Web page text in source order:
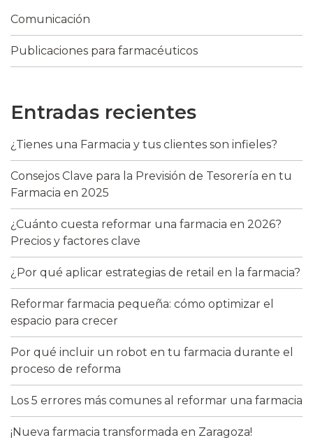
Comunicación
Publicaciones para farmacéuticos
Entradas recientes
¿Tienes una Farmacia y tus clientes son infieles?
Consejos Clave para la Previsión de Tesorería en tu
Farmacia en 2025
¿Cuánto cuesta reformar una farmacia en 2026?
Precios y factores clave
¿Por qué aplicar estrategias de retail en la farmacia?
Reformar farmacia pequeña: cómo optimizar el
espacio para crecer
Por qué incluir un robot en tu farmacia durante el
proceso de reforma
Los 5 errores más comunes al reformar una farmacia
¡Nueva farmacia transformada en Zaragoza!